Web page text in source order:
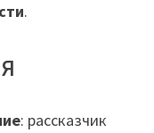
.
: рассказчик